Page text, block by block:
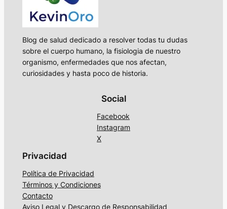
Blog de salud dedicado a resolver todas tu dudas
sobre el cuerpo humano, la fisiologia de nuestro
organismo, enfermedades que nos afectan,
curiosidades y hasta poco de historia.
Social
Facebook
Instagram
X
Privacidad
Política de Privacidad
Términos y Condiciones
Contacto
Aviso Legal y Descargo de Responsabilidad